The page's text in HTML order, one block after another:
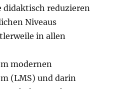
didaktisch reduzieren
Niveaus
in allen
modernen
(LMS) und darin